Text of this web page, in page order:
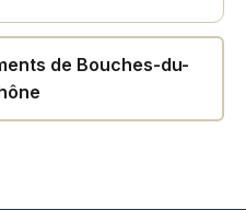
de Bouches-du-